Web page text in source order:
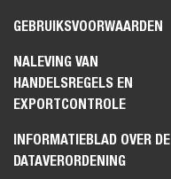
GEBRUIKSVOORWAARDEN
NALEVING VAN
HANDELSREGELS EN
EXPORTCONTROLE
INFORMATIEBLAD OVER DE
DATAVERORDENING